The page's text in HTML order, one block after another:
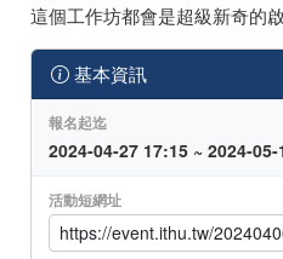
這個工作坊都會是超級新奇的
基本資訊
報名起迄
2024-04-27 17:15 ~ 2024-
活動短網址